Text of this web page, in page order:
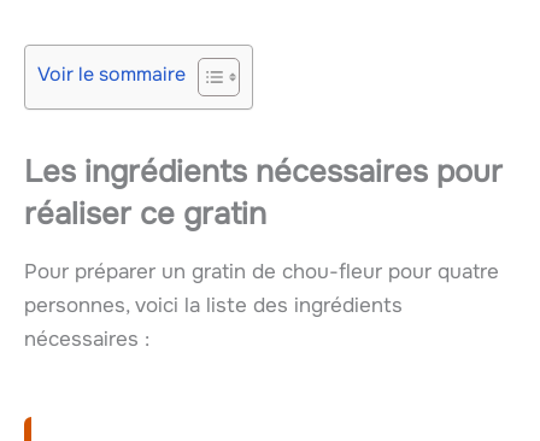
Voir le sommaire
Les ingrédients nécessaires pour
réaliser ce gratin
Pour préparer un gratin de chou-fleur pour quatre
personnes, voici la liste des ingrédients
nécessaires :